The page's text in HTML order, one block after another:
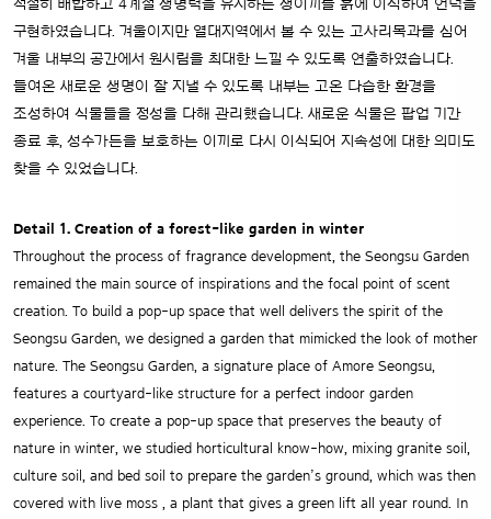
적절히 배합하고 4계절 생명력을 유지하는 생이끼를 흙에 이식하여 언덕을
구현하였습니다. 겨울이지만 열대지역에서 볼 수 있는 고사리목과를 심어
겨울 내부의 공간에서 원시림을 최대한 느낄 수 있도록 연출하였습니다.
들여온 새로운 생명이 잘 지낼 수 있도록 내부는 고온 다습한 환경을
조성하여 식물들을 정성을 다해 관리했습니다. 새로운 식물은 팝업 기간
종료 후, 성수가든을 보호하는 이끼로 다시 이식되어 지속성에 대한 의미도
찾을 수 있었습니다.
Detail 1. Creation of a forest-like garden in winter
Throughout the process of fragrance development, the Seongsu Garden
remained the main source of inspirations and the focal point of scent
creation. To build a pop-up space that well delivers the spirit of the
Seongsu Garden, we designed a garden that mimicked the look of mother
nature. The Seongsu Garden, a signature place of Amore Seongsu,
features a courtyard-like structure for a perfect indoor garden
experience. To create a pop-up space that preserves the beauty of
nature in winter, we studied horticultural know-how, mixing granite soil,
culture soil, and bed soil to prepare the garden’s ground, which was then
covered with live moss , a plant that gives a green lift all year round. In